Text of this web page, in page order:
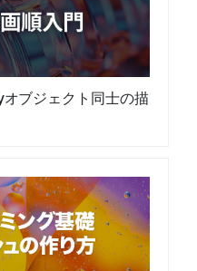
ブジェクト同士の描